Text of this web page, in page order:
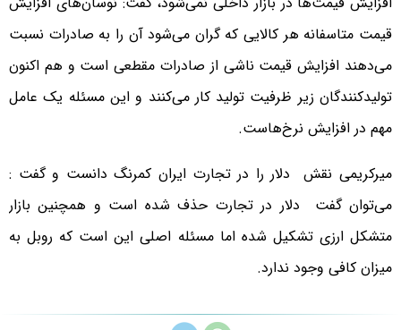
قیمت متاسفانه هر کالایی که گران می‌شود آن را به صادرات نسبت
می‌دهند افزایش قیمت ناشی از صادرات مقطعی است و هم اکنون
تولیدکنندگان زیر ظرفیت تولید کار می‌کنند و این مسئله یک عامل
مهم در افزایش نرخ‌هاست.
میرکریمی نقش دلار را در تجارت ایران کمرنگ دانست و گفت :
می‌توان گفت دلار در تجارت حذف شده است و همچنین بازار
متشکل ارزی تشکیل شده اما مسئله اصلی این است که روبل به
میزان کافی وجود ندارد.